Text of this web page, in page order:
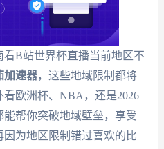
B站世界杯直播当前地区不
加速器，这些地域限制都将
欧洲杯、NBA，还是2026
帮你突破地域壁垒，享受
为地区限制错过喜欢的比